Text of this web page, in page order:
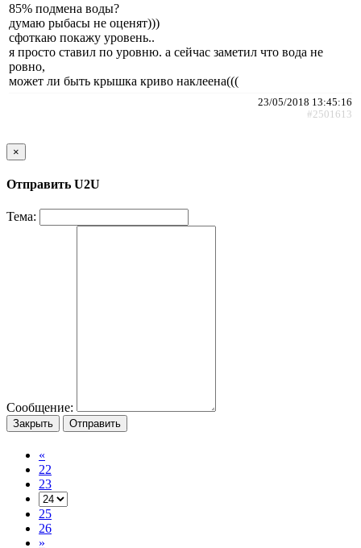
85% подмена воды?
думаю рыбасы не оценят)))
сфоткаю покажу уровень..
я просто ставил по уровню. а сейчас заметил что вода не
ровно,
может ли быть крышка криво наклеена(((
23/05/2018 13:45:16
#2501613
×
Отправить U2U
Тема:
Сообщение:
Закрыть Отправить
«
22
23
25
26
»